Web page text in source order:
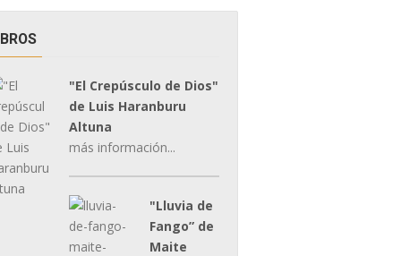
"El Crepúsculo de Dios"
de Luis Haranburu
Altuna
más información...
"Lluvia de
Fango” de
Maite